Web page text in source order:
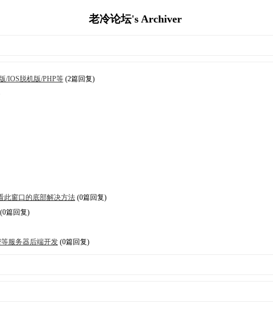
老冷论坛's Archiver
/IOS脱机版/PHP等(2篇回复)
此窗口的底部解决方法(0篇回复)
篇回复)
服务器后端开发(0篇回复)